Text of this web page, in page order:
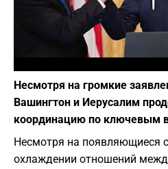
Несмотря на громкие
Вашингтон и Иерусалим
координацию по ключевым
Несмотря на появляющиеся
охлаждении отношений